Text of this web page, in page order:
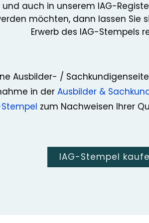
und auch in unserem IAG-
möchten, dann lassen Sie
Erwerb des IAG-Stempels
Ausbilder- /
in der Ausbilder &
zum Nachweisen Ihrer
IAG-Stempel